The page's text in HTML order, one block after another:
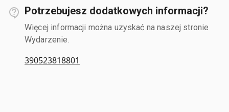
Potrzebujesz dodatkowych informacji?
Więcej informacji można uzyskać na naszej stronie
Wydarzenie.
390523818801